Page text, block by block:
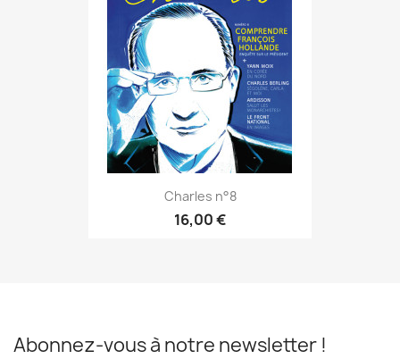
Charles n°8
16,00 €
Abonnez-vous à notre newsletter !